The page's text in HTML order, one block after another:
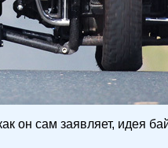
он сам заявляет, идея